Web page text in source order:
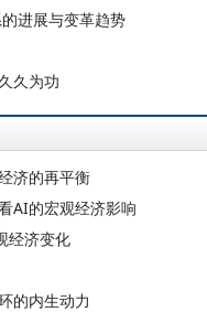
进展与变革趋势
久为功
济的再平衡
AI的宏观经济影响
经济变化
的内生动力